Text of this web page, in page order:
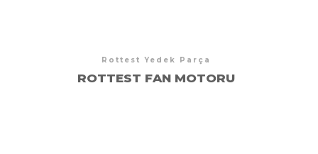
Rottest Yedek Parça
ROTTEST FAN MOTORU